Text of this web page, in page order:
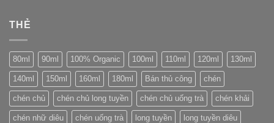
hồng
dứu
nổi
tiếng
của
Trung
Quốc
THẺ
80ml 90ml 100% Organic 100ml 110ml 120ml 130ml
140ml 150ml 160ml 180ml Bán thủ công chén
chén chủ chén chủ long tuyền chén chủ uống trà chén khải
chén nhữ diêu chén uống trà long tuyền long tuyền diêu